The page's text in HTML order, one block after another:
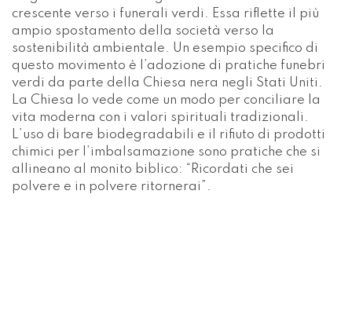
polvere e in polvere ritornerai”.